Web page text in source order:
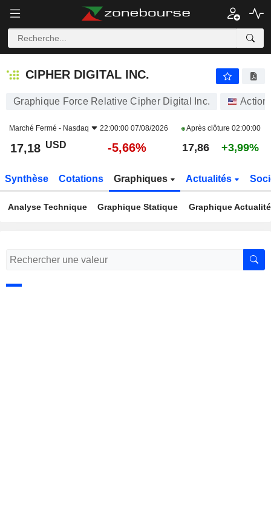
CIPHER DIGITAL INC.
CIPHER DIGITAL INC.
Graphique Force Relative Cipher Digital Inc.
Marché Fermé - Nasdaq 22:00:00 07/08/2026 Après clôture 02:00:00
17,18 USD -5,66% 17,86 +3,99%
Synthèse Cotations Graphiques Actualités
Analyse Technique Graphique Statique Graphique